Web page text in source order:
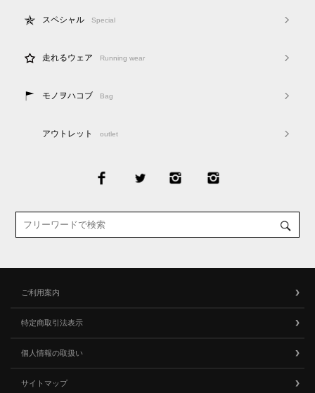
スペシャル Special
走れるウェア Running wear
モノヲハコブ Bag
アウトレット outlet
ご利用案内
特定商取引法表示
個人情報の取扱い
サイトマップ